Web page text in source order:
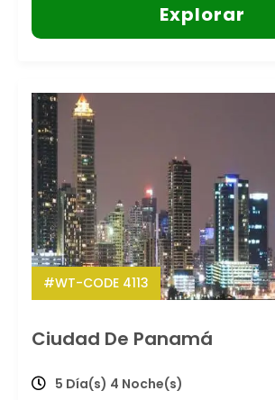
Explorar
#WT-CODE 4113
Ciudad De Panamá
5 Día(s) 4 Noche(s)